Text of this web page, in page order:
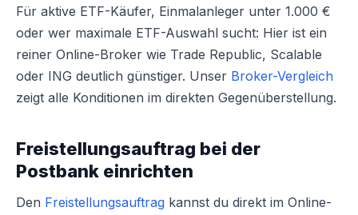
Für aktive ETF-Käufer, Einmalanleger unter 1.000 €
oder wer maximale ETF-Auswahl sucht: Hier ist ein
reiner Online-Broker wie Trade Republic, Scalable
oder ING deutlich günstiger. Unser Broker-Vergleich
zeigt alle Konditionen im direkten Gegenüberstellung.
Freistellungsauftrag bei der
Postbank einrichten
Den Freistellungsauftrag kannst du direkt im Online-